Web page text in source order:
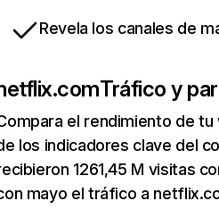
Revela los canales de
Tráfico y
el rendimiento de
los indicadores clave del
1261,45 M visitas
mayo el tráfico a